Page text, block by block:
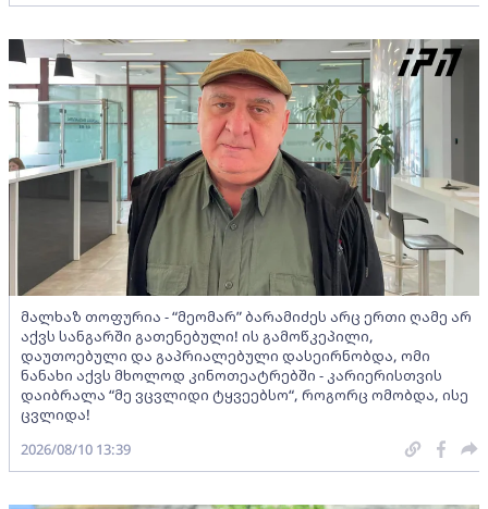
მალხაზ თოფურია - “მეომარ” ბარამიძეს არც ერთი ღამე არ
აქვს სანგარში გათენებული! ის გამოწკეპილი,
დაუთოებული და გაპრიალებული დასეირნობდა, ომი
ნანახი აქვს მხოლოდ კინოთეატრებში - კარიერისთვის
დაიბრალა “მე ვცვლიდი ტყვეებსო“, როგორც ომობდა, ისე
ცვლიდა!
2026/08/10 13:39